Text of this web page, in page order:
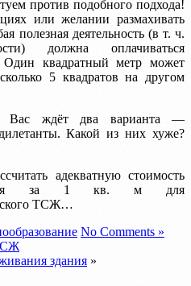
против подобного подхода!
или желании размахивать
полезная деятельность (в т. ч.
должна оплачиваться
квадратный метр может
5 квадратов на другом
Вас ждёт два варианта —
Какой из них хуже?
адекватную стоимость
за 1 кв. м для
ТСЖ…
No Comments »
здания »